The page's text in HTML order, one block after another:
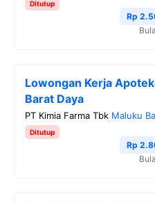
Ditutup
Rp
Lowongan Kerja
Barat Daya
PT Kimia Farma Tbk Maluku
Ditutup
Rp